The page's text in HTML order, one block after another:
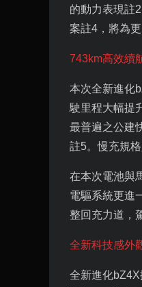
的動力表現註2
案註4 ，將為
743km高效續
本次全新進化
駛里程大幅提
最普遍之公建
註5。慢充規
在本次電池與
電驅系統更進
整回充力道，
全新科技感外
全新進化bZ4X